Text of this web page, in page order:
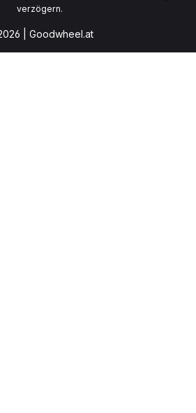
verzögern.
| Goodwheel.at